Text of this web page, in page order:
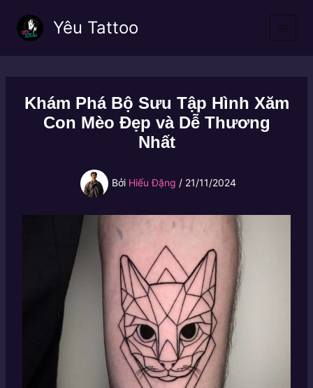
Yêu Tattoo
Khám Phá Bộ Sưu Tập Hình Xăm
Con Mèo Đẹp và Dễ Thương
Nhất
Bởi Hiếu Đặng / 21/11/2024